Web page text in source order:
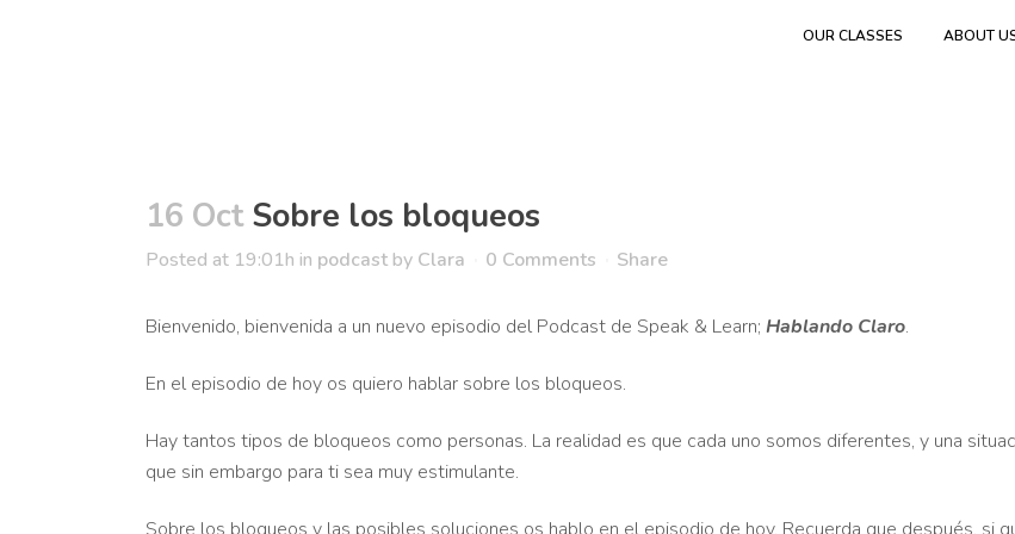
OUR CLASSES ABOUT
16 OctSobre los bloqueos
Posted at 19:01h in podcast by Clara 0 Comments Share
Bienvenido, bienvenida a un nuevo episodio del Podcast de Speak & Learn; Hablando Claro.
En el episodio de hoy os quiero hablar sobre los bloqueos.
Hay tantos tipos de bloqueos como personas. La realidad es que cada uno somos diferentes, y una
que sin embargo para ti sea muy estimulante.